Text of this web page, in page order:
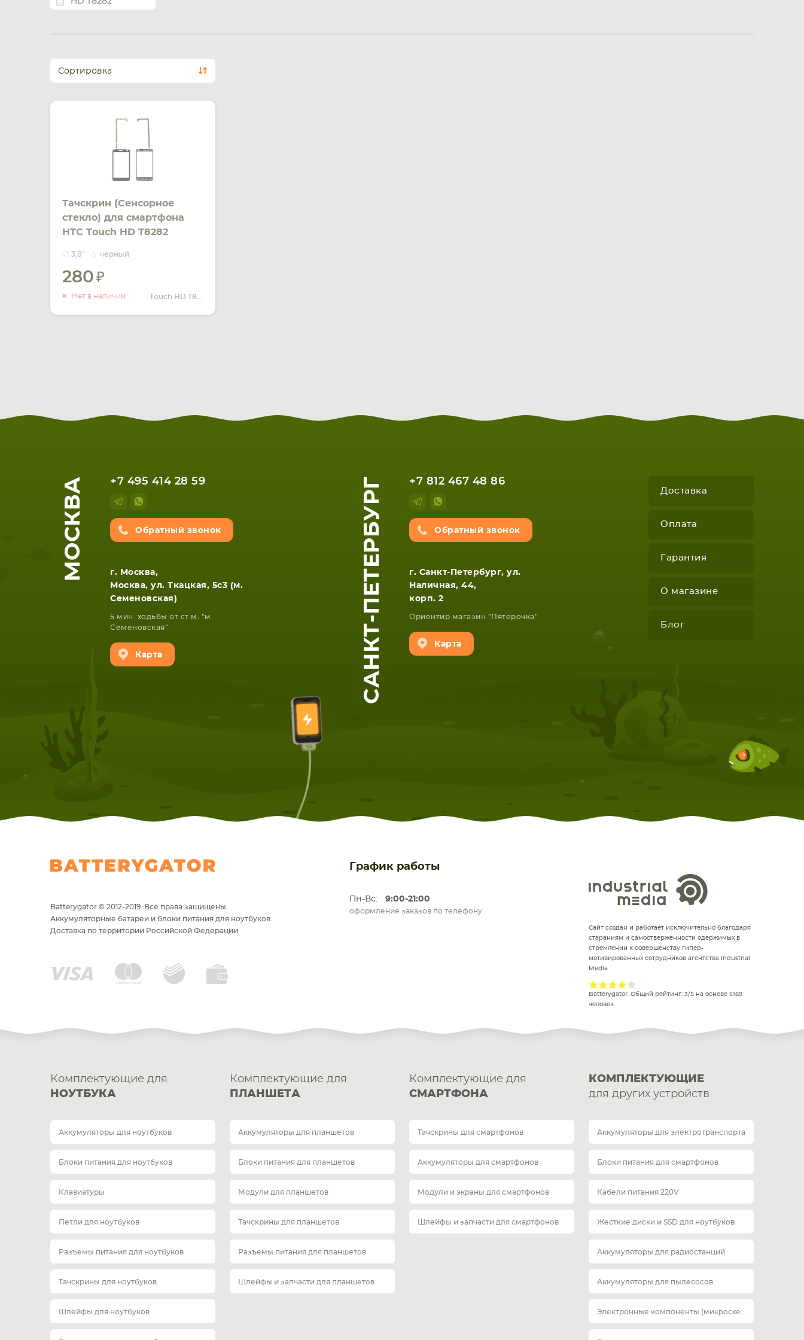
Сортировка
Тачскрин (Сенсорное
стекло) для смартфона
HTC Touch HD T8282
3,8" черный
280
Нет в наличии
О НАЛИЧИИ
МОСКВА +7 495 414 28 59
Обратный звонок
г. Москва,
Москва, ул. Ткацкая, 5с3 (м.
Семеновская)
5 мин. ходьбы от ст.м. “м.
Семеновская”
Карта САНКТ-ПЕТЕРБУРГ +7 812 467 48 86
Обратный звонок
г. Санкт-Петербург, ул.
Наличная, 44,
корп. 2
Ориентир магазин "Пятерочка"
Карта
Доставка
Оплата
Гарантия
О магазине
Блог
График работы
Пн-Вс: 9:00-21:00
оформление заказов по телефону
Batterygator © 2012-2019. Все права защищены.
Аккумуляторные батареи и блоки питания для ноутбуков.
Доставка по территории Российской Федерации
Сайт создан и работает исключительно благодаря
стараниям и самоотверженности одержимых в
стремлении к совершенству гипер-
мотивированных сотрудников агентства Industrial
Media
Batterygator. Общий рейтинг: 3/5 на основе 5169
человек.
Комплектующие для
НОУТБУКА
Аккумуляторы для ноутбуков
Блоки питания для ноутбуков
Клавиатуры
Петли для ноутбуков
Разъемы питания для ноутбуков
Тачскрины для ноутбуков
Шлейфы для ноутбуков
Комплектующие для
ПЛАНШЕТА
Аккумуляторы для планшетов
Блоки питания для планшетов
Модули для планшетов
Тачскрины для планшетов
Разъемы питания для планшетов
Шлейфы и запчасти для планшетов
Комплектующие для
СМАРТФОНА
Тачскрины для смартфонов
Аккумуляторы для смартфонов
Модули и экраны для смартфонов
Шлейфы и запчасти для смартфонов
КОМПЛЕКТУЮЩИЕ
для других устройств
Аккумуляторы для электротранспорта
Блоки питания для смартфонов
Кабели питания 220V
Жесткие диски и SSD для ноутбуков
Аккумуляторы для радиостанций
Аккумуляторы для пылесосов